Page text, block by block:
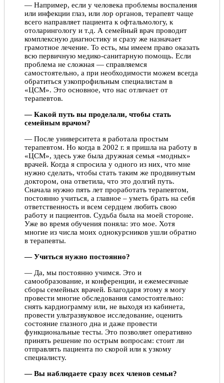
— Например, если у человека проблемы воспаления
или инфекции глаз, или лор органов, терапевт чаще
всего направляет пациента к офтальмологу, к
отоларингологу и т.д. А семейный врач проводит
комплексную диагностику и сразу же назначает
грамотное лечение. То есть, мы имеем право оказать
всю первичную медико-санитарную помощь. Если
проблема не сложная — справляемся
самостоятельно, а при необходимости можем всегда
обратиться узкопрофильным специалистам в
«ЦСМ». Это основное, что нас отличает от
терапевтов.
— Какой путь вы проделали, чтобы стать
семейным врачом?
— После университета я работала простым
терапевтом. Но когда в 2002 г. я пришла на работу в
«ЦСМ», здесь уже была дружная семья «модных»
врачей. Когда я спросила у одного из них, что мне
нужно сделать, чтобы стать таким же продвинутым
доктором, она ответила, что это долгий путь.
Сначала нужно пять лет проработать терапевтом,
постоянно учиться, а главное – уметь брать на себя
ответственность и всем сердцем любить свою
работу и пациентов. Судьба была на моей стороне.
Уже во время обучения поняла: это мое. Хотя
многие из числа моих однокурсников ушли обратно
в терапевты.
— Учиться нужно постоянно?
— Да, мы постоянно учимся. Это и
самообразование, и конференции, и ежемесячные
сборы семейных врачей. Благодаря этому я могу
провести многие обследования самостоятельно:
снять кардиограмму или, не выходя из кабинета,
провести ультразвуковое исследование, оценить
состояние глазного дна и даже провести
функциональные тесты. Это позволяет оперативно
принять решение по острым вопросам: стоит ли
отправлять пациента по скорой или к узкому
специалисту.
— Вы наблюдаете сразу всех членов семьи?